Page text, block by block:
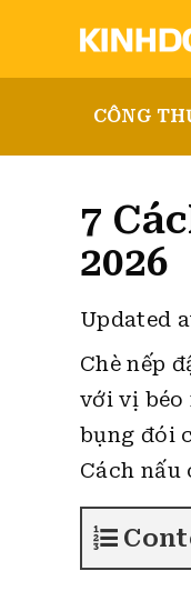
CÔNG
7
2026
Updated
Chè nếp
với vị béo
bụng đói
Cách nấu